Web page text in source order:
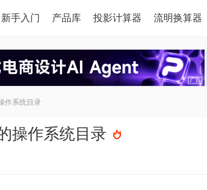
新手入门 产品库 投影计算器 流明换算器
作系统目录
操作系统目录